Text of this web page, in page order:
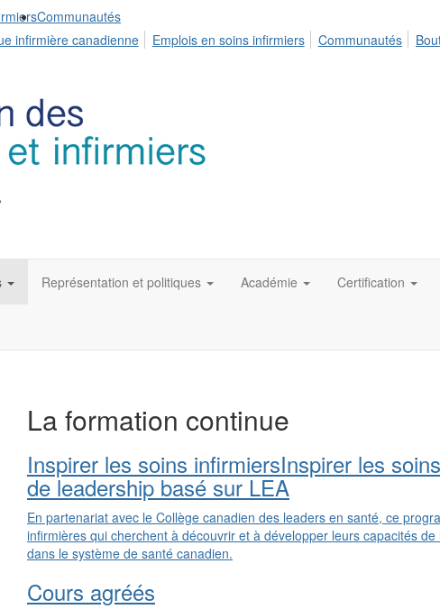
Communautés
infirmière canadienne Emplois en soins infirmiers Communautés
Représentation et politiques Académie Certification
La formation continue
Inspirer les soins infirmiersInspirer les
de leadership basé sur LEA
En partenariat avec le Collège canadien des leaders en santé, ce
infirmières qui cherchent à découvrir et à développer leurs capacités
dans le système de santé canadien.
Cours agréés